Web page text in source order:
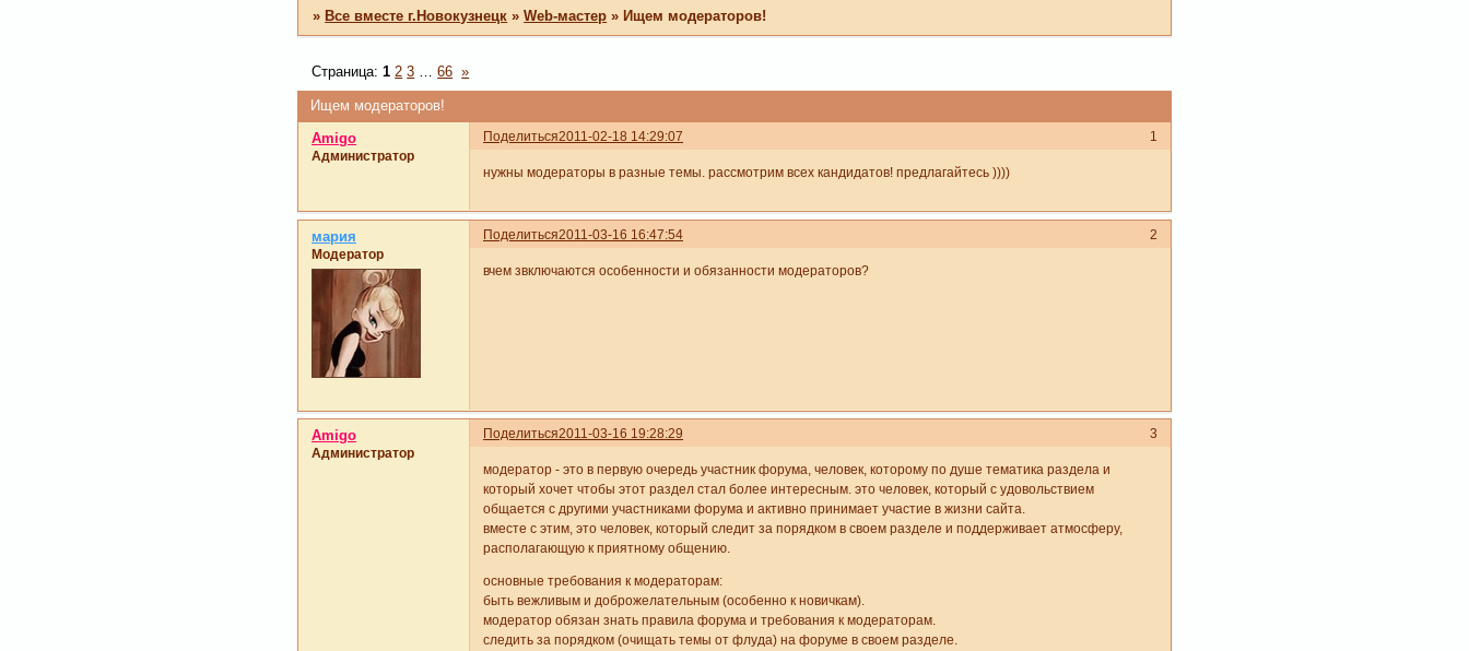
»Все вместе г.Новокузнецк »Web-мастер »Ищем модераторов!
Ищем модераторов!
Страница:1 2 3 … 66 »
Поделиться 1
2011-02-18 14:29:07
Amigo
Администратор
нужны модераторы в разные темы. рассмотрим всех кандидатов! предлагайтесь ))))
Поделиться 2
2011-03-16 16:47:54
мария
Модератор
вчем звключаются особенности и обязанности модераторов?
Поделиться 3
2011-03-16 19:28:29
Amigo
Администратор
модератор - это в первую очередь участник форума, человек, которому по душе тематика раздела и
который хочет чтобы этот раздел стал более интересным. это человек, который с удовольствием
общается с другими участниками форума и активно принимает участие в жизни сайта.
вместе с этим, это человек, который следит за порядком в своем разделе и поддерживает атмосферу,
располагающую к приятному общению.
основные требования к модераторам:
быть вежливым и доброжелательным (особенно к новичкам).
модератор обязан знать правила форума и требования к модераторам.
следить за порядком (очищать темы от флуда) на форуме в своем разделе.